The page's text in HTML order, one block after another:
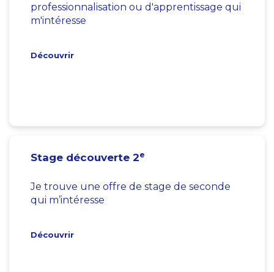
professionnalisation ou d'apprentissage qui
m'intéresse
Découvrir
Stage découverte 2e
Je trouve une offre de stage de seconde
qui m’intéresse
Découvrir